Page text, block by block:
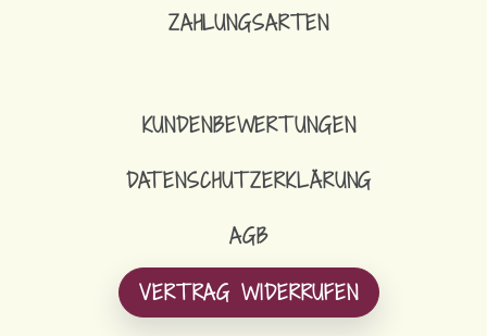
ZAHLUNGSARTEN
KUNDENBEWERTUNGEN
DATENSCHUTZERKLÄRUNG
AGB
VERTRAG WIDERRUFEN